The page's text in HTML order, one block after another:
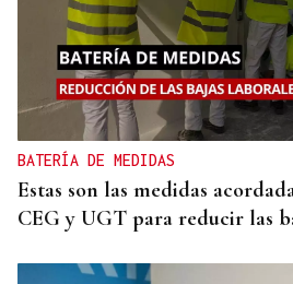
BATERÍA DE MEDIDAS
Estas son las medidas
CEG y UGT para reducir las